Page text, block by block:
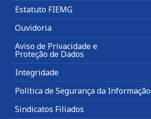
Estatuto FIEMG
Ouvidoria
Aviso de Privacidade e
Proteção de Dados
Integridade
Política de Segurança da Informação
Sindicatos Filiados